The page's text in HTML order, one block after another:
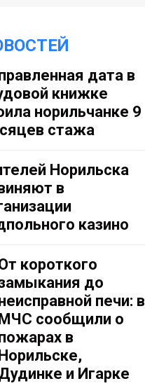
дата в
книжке
норильчанке 9
стажа
Норильска
в
казино
короткого
до
печи: в
сообщили о
в
и Игарке